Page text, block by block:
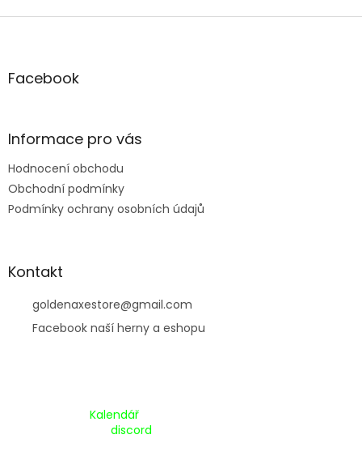
Z
aFacebook
Informace pro vás
Hodnocení obchodu
Obchodní podmínky
Podmínky ochrany osobních údajů
Kontakt
goldenaxestore@gmail.com
Facebook naší herny a eshopu
Kalendář
discord